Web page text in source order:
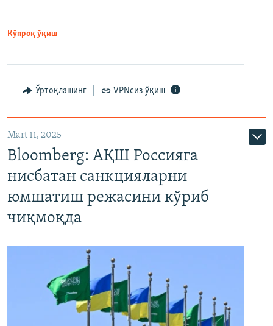
Кўпроқ ўқиш
Ўртоқлашинг VPNсиз ўқиш
Mart 11, 2025
Bloomberg: АҚШ Россияга
нисбатан санкцияларни
юмшатиш режасини кўриб
чиқмоқда